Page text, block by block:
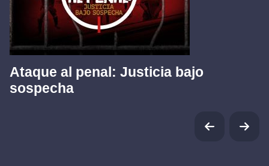
Ataque al penal: Justicia bajo
sospecha